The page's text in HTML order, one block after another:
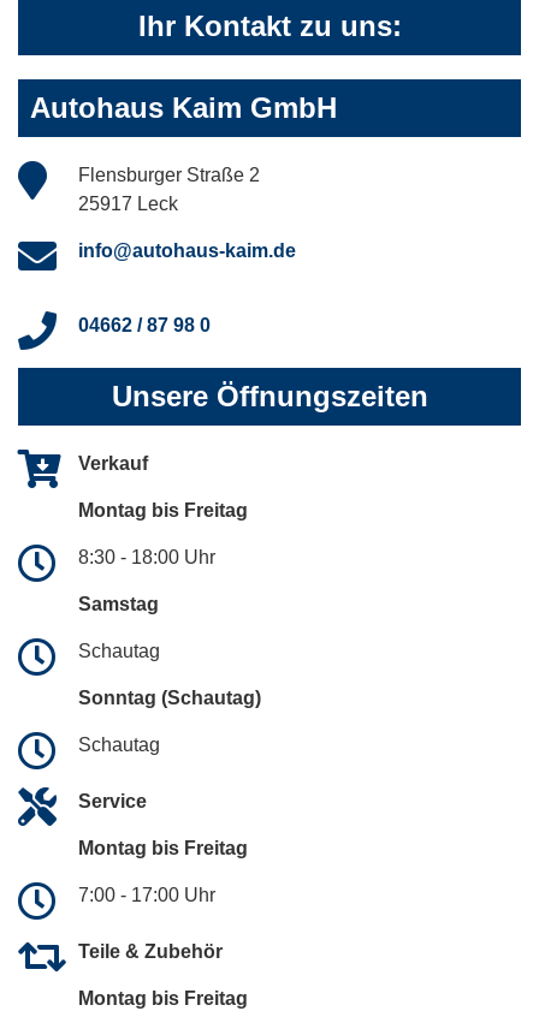
Ihr Kontakt zu uns:
Autohaus Kaim GmbH
Flensburger Straße 2
25917 Leck
info@autohaus-kaim.de
04662 / 87 98 0
Unsere Öffnungszeiten
Verkauf
Montag bis Freitag
8:30 - 18:00 Uhr
Samstag
Schautag
Sonntag (Schautag)
Schautag
Service
Montag bis Freitag
7:00 - 17:00 Uhr
Teile & Zubehör
Montag bis Freitag